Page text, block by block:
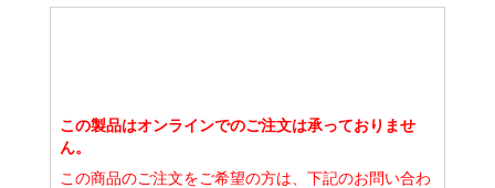
この製品はオンラインでのご注文は承っておりませ
ん。
この商品のご注文をご希望の方は、下記のお問い合わ